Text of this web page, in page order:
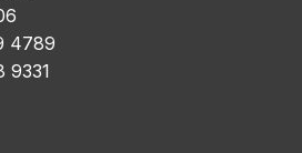
4789
9331